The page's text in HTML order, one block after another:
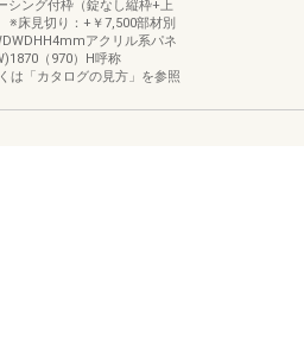
シング付枠（錠なし縦枠+上
床見切り：+￥7,500部材別
アクリル系パネ
（970）H呼称
は「カタログの見方」を参照